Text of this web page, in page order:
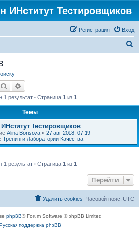
ИНститут Тестировщиков
Вход
Регистрация
Поиск
1 результат • Страница 1 из 1
Темы
Тестировщиков
Alina Borisova « 27 авг 2018, 07:19
Тренинги Лаборатории Качества
1 результат • Страница 1 из 1
Перейти
Часовой пояс: UTC
Удалить cookies
phpBB® Forum Software © phpBB Limited
Русская поддержка phpBB